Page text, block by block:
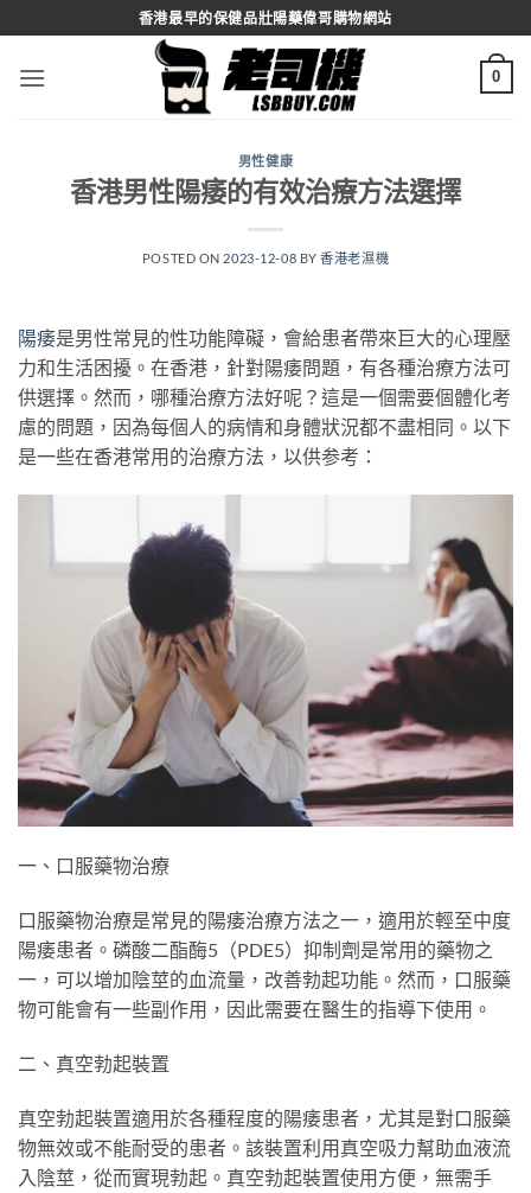
to
content
香港最早的保健品壯陽藥偉哥購物網站
0
男性健康
香港男性陽痿的有效治療方法選擇
POSTED ON 2023-12-08 BY香港老濕機
陽痿是男性常見的性功能障礙，會給患者帶來巨大的心理壓
力和生活困擾。在香港，針對陽痿問題，有各種治療方法可
供選擇。然而，哪種治療方法好呢？這是一個需要個體化考
慮的問題，因為每個人的病情和身體狀況都不盡相同。以下
是一些在香港常用的治療方法，以供参考：
一、口服藥物治療
口服藥物治療是常見的陽痿治療方法之一，適用於輕至中度
陽痿患者。磷酸二酯酶5（PDE5）抑制劑是常用的藥物之
一，可以增加陰莖的血流量，改善勃起功能。然而，口服藥
物可能會有一些副作用，因此需要在醫生的指導下使用。
二、真空勃起裝置
真空勃起裝置適用於各種程度的陽痿患者，尤其是對口服藥
物無效或不能耐受的患者。該裝置利用真空吸力幫助血液流
入陰莖，從而實現勃起。真空勃起裝置使用方便，無需手